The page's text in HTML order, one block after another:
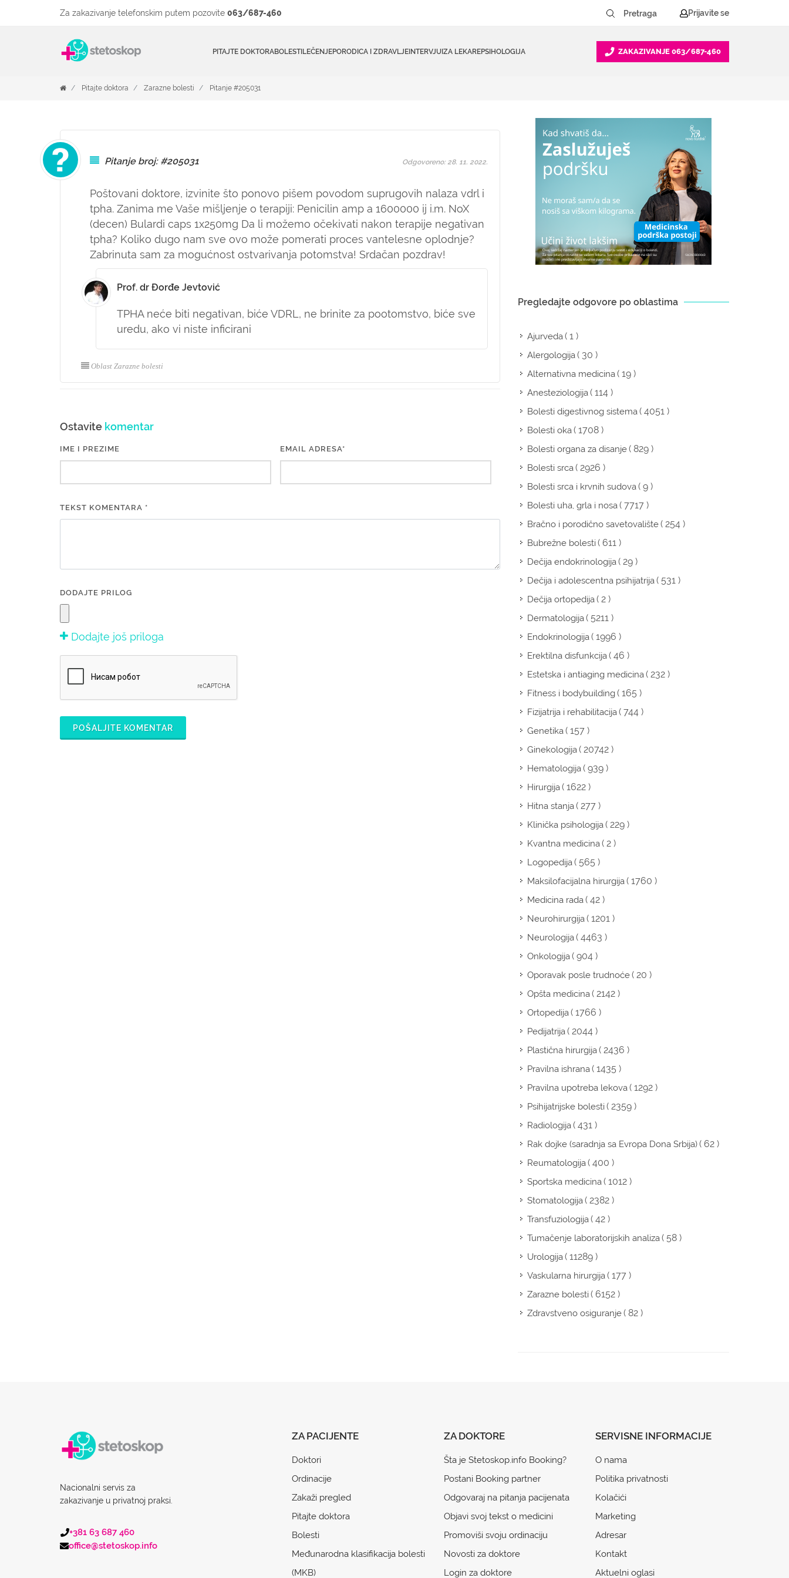
Za zakazivanje telefonskim putem pozovite 063/687-460 Prijavite se
PITAJTE DOKTORABOLESTILEČENJEPORODICA I ZDRAVLJEINTERVJUIZA LEKAREPSIHOLOGIJA ZAKAZIVANJE 063/687-460
Pitajte doktora Zarazne bolesti Pitanje #205031
Pitanje broj: #205031
Poštovani doktore, izvinite što ponovo pišem povodom suprugovih nalaza vdrl i
tpha. Zanima me Vaše mišljenje o terapiji: Penicilin amp a 1600000 ij i.m. NoX
(decen) Bulardi caps 1x250mg Da li možemo očekivati nakon terapije negativan
tpha? Koliko dugo nam sve ovo može pomerati proces vantelesne oplodnje?
Zabrinuta sam za mogućnost ostvarivanja potomstva! Srdačan pozdrav!
Odgovoreno: 28. 11. 2022.
Prof. dr Đorđe Jevtović
TPHA neće biti negativan, biće VDRL, ne brinite za pootomstvo, biće sve
uredu, ako vi niste inficirani
Oblast Zarazne bolesti
Ostavite komentar
IME I PREZIME EMAIL ADRESA*
TEKST KOMENTARA *
DODAJTE PRILOG
Dodajte još priloga
POŠALJITE KOMENTAR
Pregledajte odgovore po oblastima
Ajurveda( 1 )
Alergologija( 30 )
Alternativna medicina( 19 )
Anesteziologija( 114 )
Bolesti digestivnog sistema( 4051 )
Bolesti oka( 1708 )
Bolesti organa za disanje( 829 )
Bolesti srca( 2926 )
Bolesti srca i krvnih sudova( 9 )
Bolesti uha, grla i nosa( 7717 )
Bračno i porodično savetovalište( 254 )
Bubrežne bolesti( 611 )
Dečija endokrinologija( 29 )
Dečija i adolescentna psihijatrija( 531 )
Dečija ortopedija( 2 )
Dermatologija( 5211 )
Endokrinologija( 1996 )
Erektilna disfunkcija( 46 )
Estetska i antiaging medicina( 232 )
Fitness i bodybuilding( 165 )
Fizijatrija i rehabilitacija( 744 )
Genetika( 157 )
Ginekologija( 20742 )
Hematologija( 939 )
Hirurgija( 1622 )
Hitna stanja( 277 )
Klinička psihologija( 229 )
Kvantna medicina( 2 )
Logopedija( 565 )
Maksilofacijalna hirurgija( 1760 )
Medicina rada( 42 )
Neurohirurgija( 1201 )
Neurologija( 4463 )
Onkologija( 904 )
Oporavak posle trudnoće( 20 )
Opšta medicina( 2142 )
Ortopedija( 1766 )
Pedijatrija( 2044 )
Plastična hirurgija( 2436 )
Pravilna ishrana( 1435 )
Pravilna upotreba lekova( 1292 )
Psihijatrijske bolesti( 2359 )
Radiologija( 431 )
Rak dojke (saradnja sa Evropa Dona Srbija)( 62 )
Reumatologija( 400 )
Sportska medicina( 1012 )
Stomatologija( 2382 )
Transfuziologija( 42 )
Tumačenje laboratorijskih analiza( 58 )
Urologija( 11289 )
Vaskularna hirurgija( 177 )
Zarazne bolesti( 6152 )
Zdravstveno osiguranje( 82 )
Nacionalni servis za
zakazivanje u privatnoj praksi.
+381 63 687 460
office@stetoskop.info
ZA PACIJENTE
Doktori
Ordinacije
Zakaži pregled
Pitajte doktora
Bolesti
Međunarodna klasifikacija bolesti
(MKB)
ZA DOKTORE
Šta je Stetoskop.info Booking?
Postani Booking partner
Odgovaraj na pitanja pacijenata
Objavi svoj tekst o medicini
Promoviši svoju ordinaciju
Novosti za doktore
Login za doktore
SERVISNE INFORMACIJE
O nama
Politika privatnosti
Kolačići
Marketing
Adresar
Kontakt
Aktuelni oglasi